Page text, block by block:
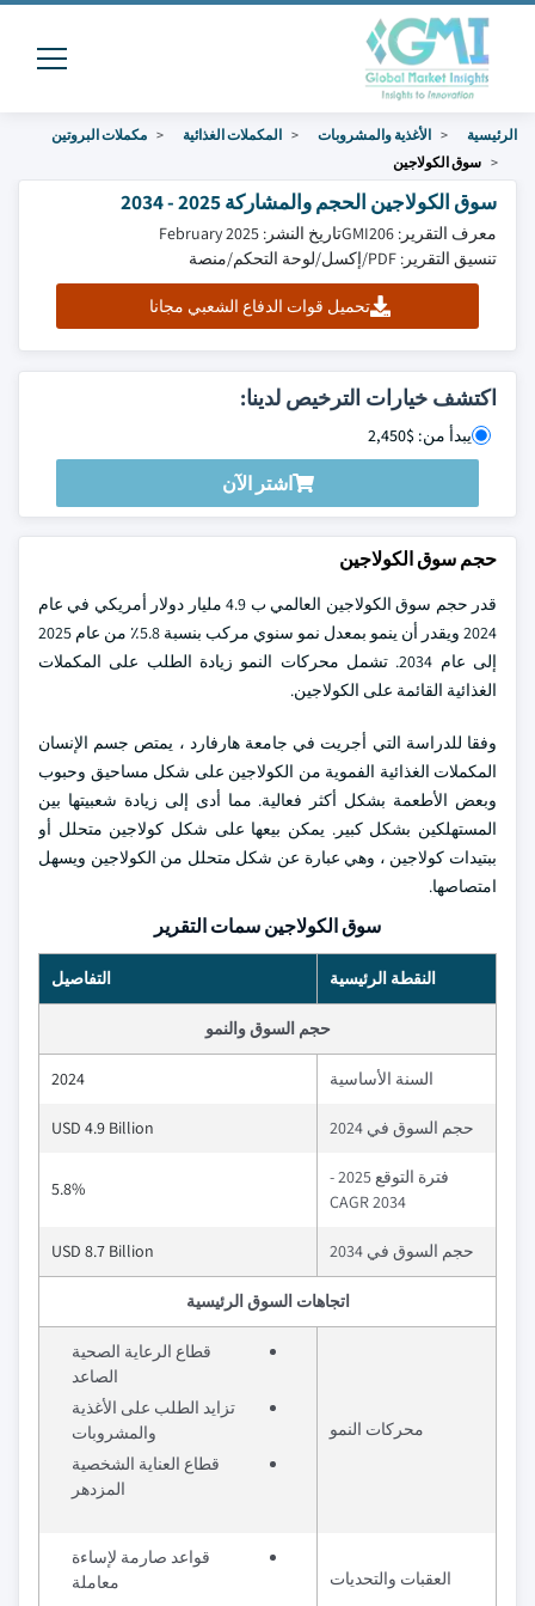
الرئيسية الأغذية والمشروبات المكملات الغذائية
مكملات البروتين
سوق الكولاجين
سوق الكولاجين الحجم والمشاركة 2025 - 2034
معرف التقرير: GMI206
تاريخ النشر: February 2025
تنسيق التقرير: PDF/إكسل/لوحة التحكم/منصة
تحميل قوات الدفاع الشعبي مجانا
اكتشف خيارات الترخيص لدينا:
يبدأ من: $2,450
اشتر الآن
حجم سوق الكولاجين
قدر حجم سوق الكولاجين العالمي ب 4.9 مليار دولار أمريكي في عام
2024 ويقدر أن ينمو بمعدل نمو سنوي مركب بنسبة 5.8٪ من عام 2025
إلى عام 2034. تشمل محركات النمو زيادة الطلب على المكملات
الغذائية القائمة على الكولاجين.
وفقا للدراسة التي أجريت في جامعة هارفارد ، يمتص جسم الإنسان
المكملات الغذائية الفموية من الكولاجين على شكل مساحيق وحبوب
وبعض الأطعمة بشكل أكثر فعالية. مما أدى إلى زيادة شعبيتها بين
المستهلكين بشكل كبير. يمكن بيعها على شكل كولاجين متحلل أو
ببتيدات كولاجين ، وهي عبارة عن شكل متحلل من الكولاجين ويسهل
امتصاصها.
سوق الكولاجين سمات التقرير
النقطة الرئيسية التفاصيل
حجم السوق والنمو
السنة الأساسية 2024
حجم السوق في 2024 USD 4.9 Billion
فترة التوقع 2025 -
2034 CAGR
5.8%
حجم السوق في 2034 USD 8.7 Billion
اتجاهات السوق الرئيسية
محركات النمو
قطاع الرعاية الصحية
الصاعد
تزايد الطلب على الأغذية
والمشروبات
قطاع العناية الشخصية
المزدهر
العقبات والتحديات
قواعد صارمة لإساءة
معاملة